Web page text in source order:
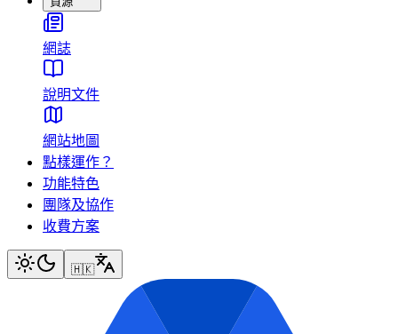
網誌
說明文件
網站地圖
點樣運作？
功能特色
團隊及協作
收費方案
🇭🇰